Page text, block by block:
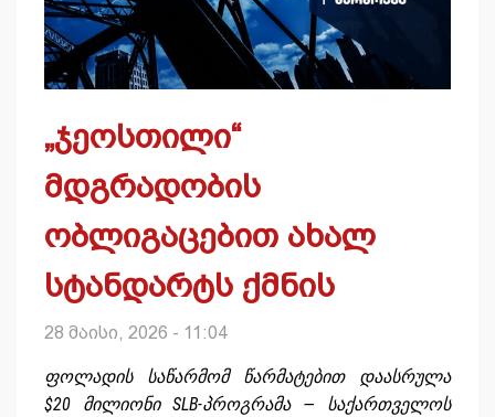
„ჯეოსთილი“
მდგრადობის
ობლიგაცებით ახალ
სტანდარტს ქმნის
28 მაისი, 2026 - 11:04
ფოლადის საწარმომ წარმატებით დაასრულა
$20 მილიონი SLB-პროგრამა — საქართველოს